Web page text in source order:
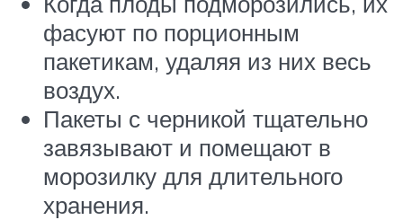
фасуют по порционным
пакетикам, удаляя из них весь
воздух.
Пакеты с черникой тщательно
завязывают и помещают в
морозилку для длительного
хранения.